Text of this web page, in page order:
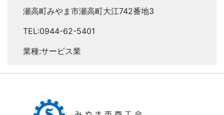
瀬高町みやま市瀬高町大江742番地3
TEL:0944-62-5401
業種:サービス業